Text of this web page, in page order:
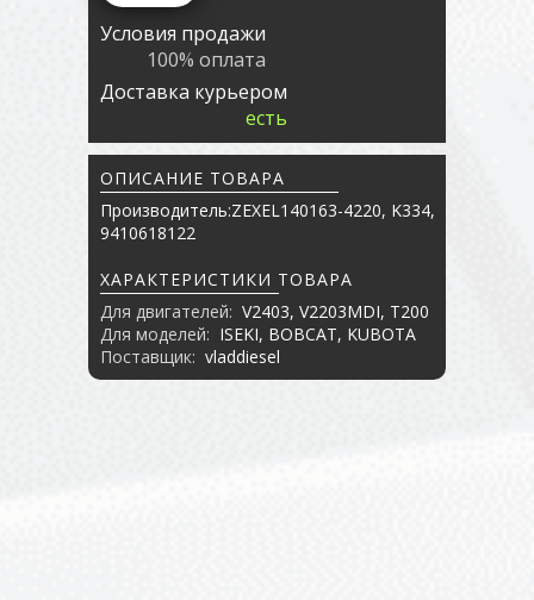
Условия продажи
100% оплата
Доставка курьером
есть
ОПИСАНИЕ ТОВАРА
Производитель:ZEXEL140163-4220, K334,
9410618122
ХАРАКТЕРИСТИКИ ТОВАРА
Для двигателей: V2403, V2203MDI, T200
Для моделей: ISEKI, BOBCAT, KUBOTA
Поставщик: vladdiesel